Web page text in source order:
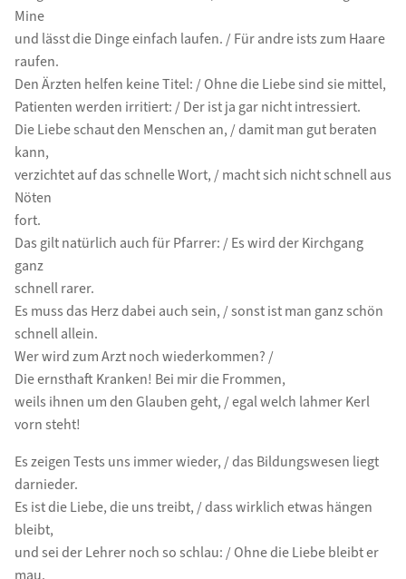
Mine
und lässt die Dinge einfach laufen. / Für andre ists zum Haare
raufen.
Den Ärzten helfen keine Titel: / Ohne die Liebe sind sie mittel,
Patienten werden irritiert: / Der ist ja gar nicht intressiert.
Die Liebe schaut den Menschen an, / damit man gut beraten
kann,
verzichtet auf das schnelle Wort, / macht sich nicht schnell aus
Nöten
fort.
Das gilt natürlich auch für Pfarrer: / Es wird der Kirchgang
ganz
schnell rarer.
Es muss das Herz dabei auch sein, / sonst ist man ganz schön
schnell allein.
Wer wird zum Arzt noch wiederkommen? /
Die ernsthaft Kranken! Bei mir die Frommen,
weils ihnen um den Glauben geht, / egal welch lahmer Kerl
vorn steht!
Es zeigen Tests uns immer wieder, / das Bildungswesen liegt
darnieder.
Es ist die Liebe, die uns treibt, / dass wirklich etwas hängen
bleibt,
und sei der Lehrer noch so schlau: / Ohne die Liebe bleibt er